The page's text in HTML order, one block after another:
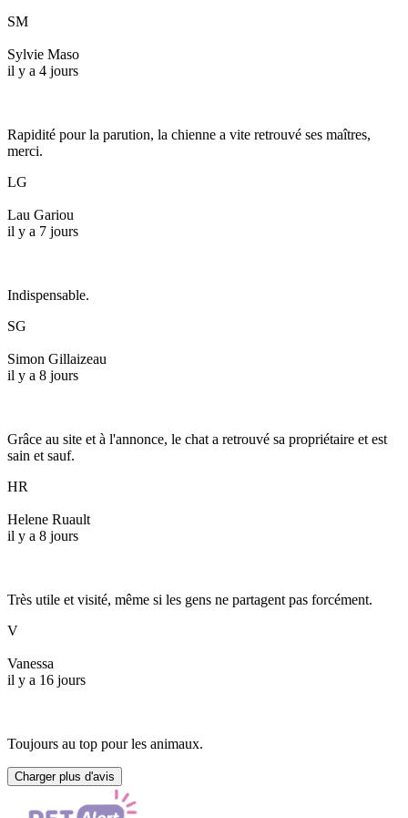
SM
Sylvie Maso
il y a 4 jours
Rapidité pour la parution, la chienne a vite retrouvé ses maîtres,
merci.
LG
Lau Gariou
il y a 7 jours
Indispensable.
SG
Simon Gillaizeau
il y a 8 jours
Grâce au site et à l'annonce, le chat a retrouvé sa propriétaire et est
sain et sauf.
HR
Helene Ruault
il y a 8 jours
Très utile et visité, même si les gens ne partagent pas forcément.
V
Vanessa
il y a 16 jours
Toujours au top pour les animaux.
Charger plus d'avis